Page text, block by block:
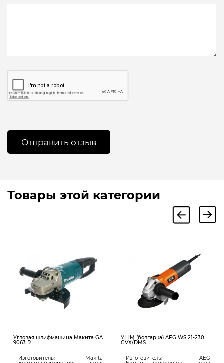
Товары этой категории
Макита GA
Makita
УШМ (болгарка) AEG WS 21-230
Изготовитель: AEG
УШМ (болгарка)
Изготовитель: